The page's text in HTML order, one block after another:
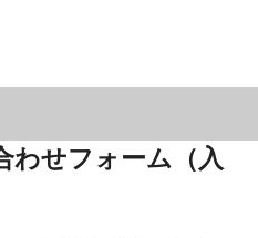
わせフォーム（入